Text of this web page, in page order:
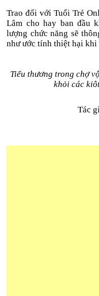
Trao đổi với Tuổi Trẻ
Lâm cho hay ban đầu
lượng chức năng sẽ
như ước tính thiệt hại
Tiểu thương trong chợ
khỏi các
Tác